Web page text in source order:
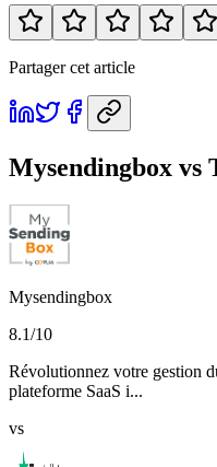
Partager cet article
Mysendingbox vs
Mysendingbox
8.1/10
Révolutionnez votre gestion
plateforme SaaS i...
vs